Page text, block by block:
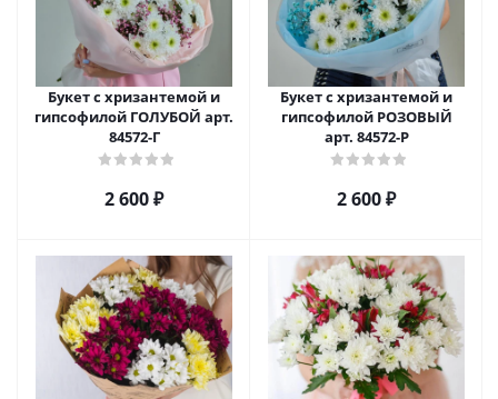
Букет с хризантемой и
гипсофилой ГОЛУБОЙ арт.
84572-Г
2 600₽
Букет с хризантемой и
гипсофилой РОЗОВЫЙ
арт. 84572-Р
2 600₽